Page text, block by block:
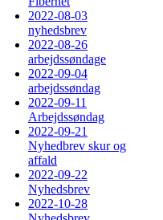
2022-08-03
nyhedsbrev
2022-08-26
arbejdssøndage
2022-09-04
arbejdssøndag
2022-09-11
Arbejdssøndag
2022-09-21
Nyhedbrev skur og
affald
2022-09-22
Nyhedsbrev
2022-10-28